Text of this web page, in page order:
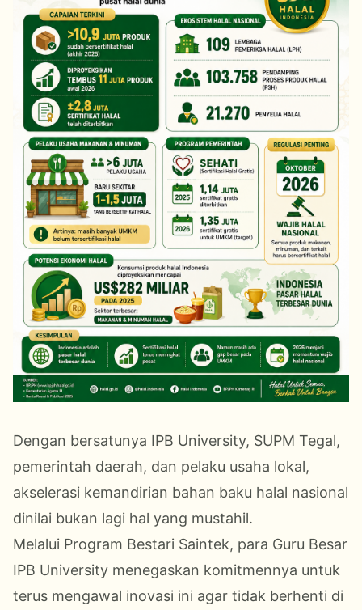
Dengan bersatunya IPB University, SUPM Tegal,
pemerintah daerah, dan pelaku usaha lokal,
akselerasi kemandirian bahan baku halal nasional
dinilai bukan lagi hal yang mustahil.
Melalui Program Bestari Saintek, para Guru Besar
IPB University menegaskan komitmennya untuk
terus mengawal inovasi ini agar tidak berhenti di